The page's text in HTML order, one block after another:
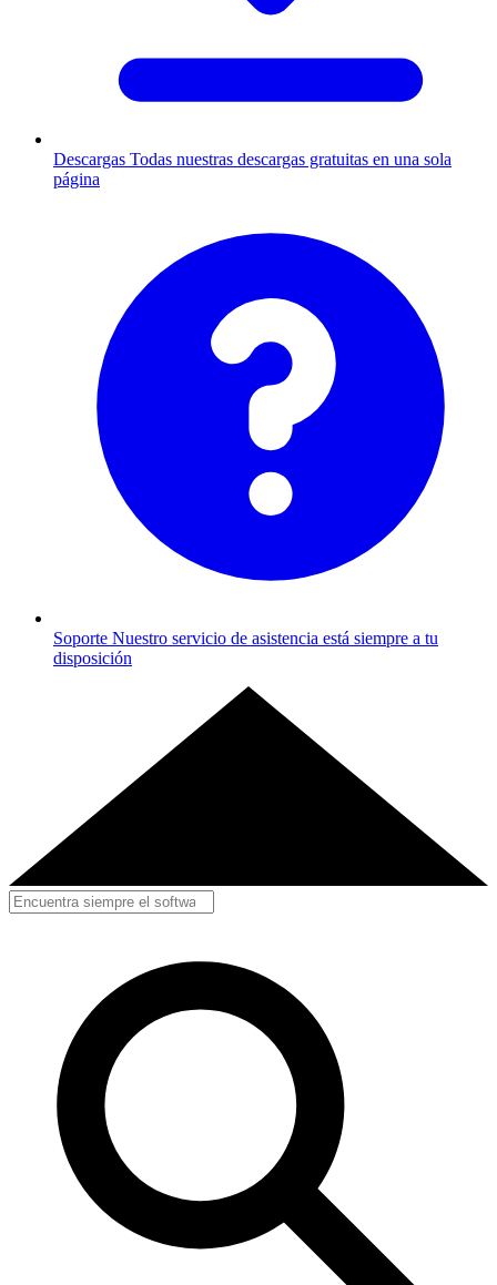
Descargas Todas nuestras descargas gratuitas en una sola
página
Soporte Nuestro servicio de asistencia está siempre a tu
disposición